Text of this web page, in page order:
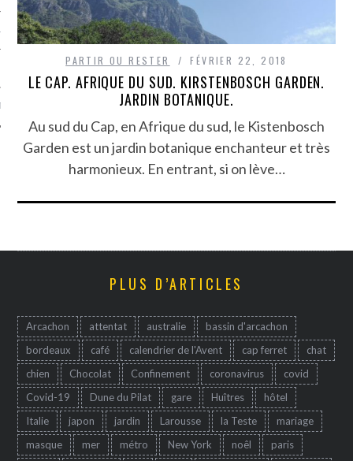
ARCACHON
PARTIR OU RESTER FÉVRIER 22, 2018
LE CAP. AFRIQUE DU SUD. KIRSTENBOSCH GARDEN.
JARDIN BOTANIQUE.
Au sud du Cap, en Afrique du sud, le Kistenbosch
Garden est un jardin botanique enchanteur et très
harmonieux. En entrant, si on lève…
PLUS D’ARTICLES
Arcachon attentat australie
bassin d'arcachon
bordeaux
café calendrier de l'Avent cap ferret
chat
chien
Chocolat Confinement coronavirus
covid
Covid-19
Dune du Pilat gare Huîtres
hôtel
Italie
japon jardin Larousse la Teste
mariage
masque
mer métro New York noêl
paris